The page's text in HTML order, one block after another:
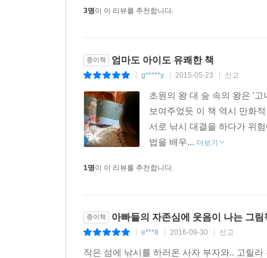
3명이 이 리뷰를 추천합니다.
종이책 엄마도 아이도 유쾌한 책
g*****y 2015-05-23 신고
초원의 왕 대 숲 속의 왕은 '
보여주었듯 이 책 역시 만화
서로 낚시 대결을 하다가 위
법을 배우... 더보기
1명이 이 리뷰를 추천합니다.
종이책 아빠들의 자존심에 웃음이 나는 그림
e***8 2016-09-30 신고
작은 섬에 낚시를 하러온 사자 부자와.. 고릴